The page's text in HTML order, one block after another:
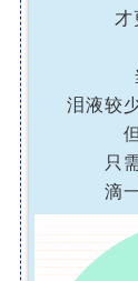
才
泪液较
只
滴